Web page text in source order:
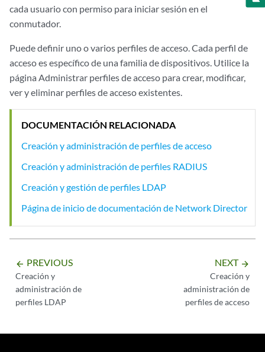
cada usuario con permiso para iniciar sesión en el
conmutador.
Puede definir uno o varios perfiles de acceso. Cada perfil de
acceso es específico de una familia de dispositivos. Utilice la
página Administrar perfiles de acceso para crear, modificar,
ver y eliminar perfiles de acceso existentes.
DOCUMENTACIÓN RELACIONADA
Creación y administración de perfiles de acceso
Creación y administración de perfiles RADIUS
Creación y gestión de perfiles LDAP
Página de inicio de documentación de Network Director
arrow_backward PREVIOUS
Creación y
administración de
perfiles LDAP
NEXT arrow_forward
Creación y
administración de
perfiles de acceso